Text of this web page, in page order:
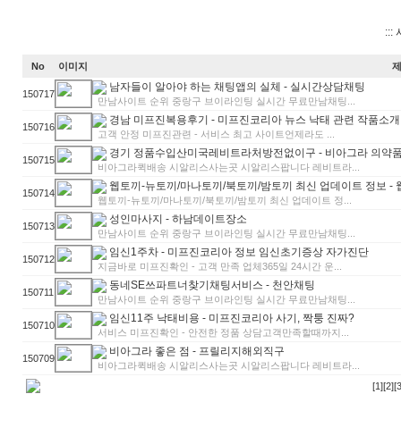
:::
No 이미지
150717
남자들이 알아야 하는 채팅앱의 실체 - 실­시­간­상­담­채­팅
만남사이트 순위 중랑구 브이라인팅 실시간 무료만남채팅...
150716
경남 미프진복용후기 - 미프진코리아 뉴스 낙태 관련 작품소개
고객 안정 미프진관련 - 서비스 최고 사이트언제라도 ...
150715
경기 정품수입산미국레­비트라처방전없이구 - 비아그라 의약
비아그라퀵배송 시알리스사는곳 시알리스팝니다 레비트라...
150714
웹토끼-뉴토끼/마나토끼/북토끼/밤토끼 최신 업데이트 정보 -
웹토끼-뉴토끼/마나토끼/북토끼/밤토끼 최신 업데이트 정...
150713
성인마사지 - 하­남­데­이­트­장­소
만남사이트 순위 중랑구 브이라인팅 실시간 무료만남채팅...
150712
임신1주차 - 미프진코리아 정보 임신초기증상 자가진단
지금바로 미프진확인 - 고객 만족 업체365일 24시간 운...
150711
동네SE쓰파트너찾기채팅서비스 - 천­안­채­팅
만남사이트 순위 중랑구 브이라인팅 실시간 무료만남채팅...
150710
임신11주 낙태비용 - 미프진코리아 사기, 짝퉁 진짜?
서비스 미프진확인 - 안전한 정품 상담고객만족할때까지...
150709
비아그라 좋은 점 - 프­릴리지해외직구
비아그라퀵배송 시알리스사는곳 시알리스팝니다 레비트라...
[1][2]